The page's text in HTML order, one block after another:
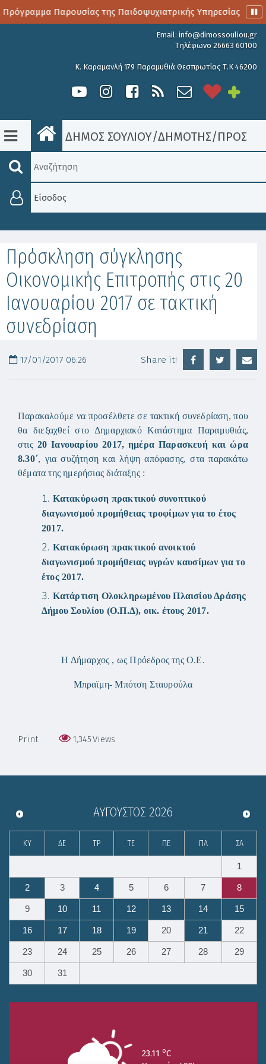
Παρουσίας της Παιδοψυχιατρικής Υπηρεσίας
Email: info@dimossouliou.gr
Τηλέφωνο 26663 60100
Κ. Καραμανλή 179 Παραμυθιά Θεσπρωτίας Τ.Κ 46200
ΔΗΜΟΣ ΣΟΥΛΙΟΥ/ΔΗΜΟΤΗΣ/
Είσοδος
Πρόσκληση σύγκλησης
Οικονομικής Επιτροπής στις 20
Ιανουαρίου 2017 σε τακτική
συνεδρίαση
17/01/2017 06:26 Share it!
Παρακαλούμε να προσέλθετε σε τακτική συνεδρίαση, που
θα διεξαχθεί στο Δημαρχιακό Κατάστημα Παραμυθιάς,
στις 20 Ιανουαρίου 2017, ημέρα Παρασκευή και ώρα
8.30΄, για συζήτηση και λήψη απόφασης, στα παρακάτω
θέματα της ημερήσιας διάταξης :
Κατακύρωση πρακτικού συνοπτικού
διαγωνισμού προμήθειας τροφίμων για το έτος
2017.
Κατακύρωση πρακτικού ανοικτού
διαγωνισμού προμήθειας υγρών καυσίμων για το
έτος 2017.
Κατάρτιση Ολοκληρωμένου Πλαισίου Δράσης
Δήμου Σουλίου (Ο.Π.Δ), οικ. έτους 2017.
Η Δήμαρχος , ως Πρόεδρος της Ο.Ε.
Μπραϊμη- Μπότση Σταυρούλα
Print 1,345Views
ΑΎΓΟΥΣΤΟΣ 2026
ΚΥ ΔΕ ΤΡ ΤΕ ΠΕ ΠΑ ΣΑ
1
2 3 4 5 6 7 8
9 10 11 12 13 14 15
16 17 18 19 20 21 22
23 24 25 26 27 28 29
30 31
23.11 oC